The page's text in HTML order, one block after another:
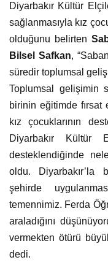
Diyarbakır Kültür
sağlanmasıyla kız
olduğunu belirten
Bilsel Safkan,
süredir toplumsal
Toplumsal gelişimin
birinin eğitimde
kız çocuklarının
Diyarbakır Kültür
desteklendiğinde
oldu.
şehirde
temennimiz. Ferda
araladığını
vermekten ötürü
dedi.